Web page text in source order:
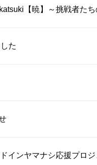
【暁】～挑戦者たち
た
インヤマナシ応援プロジ